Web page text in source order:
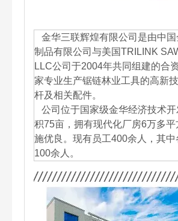
金华三联辉煌有限公司是由中
制品有限公司与美国TRILINK
LLC公司于2004年共同组建的合
家专业生产锯链林业工具的高新
杆及相关配件。
公司位于国家级金华经济技术
积75亩，拥有现代化厂房6万多平
施优良。现有员工400余人，其中
100余人。